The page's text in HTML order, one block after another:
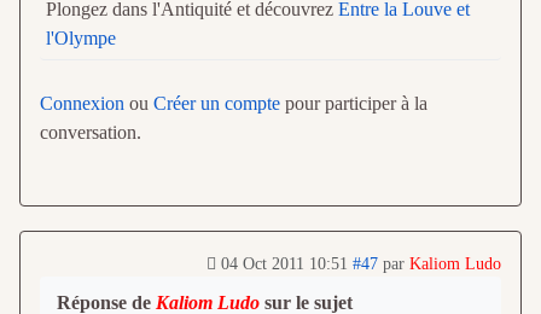
Plongez dans l'Antiquité et découvrez Entre la Louve et
l'Olympe
Connexion ou Créer un compte pour participer à la
conversation.
04 Oct 2011 10:51 #47 par Kaliom Ludo
Réponse de Kaliom Ludo sur le sujet